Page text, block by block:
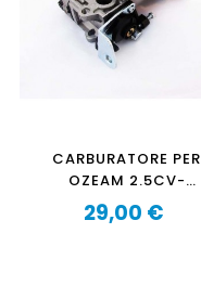
CARBURATORE PER
OZEAM 2.5CV-
2.5CVPRO
Prezzo
29,00 €